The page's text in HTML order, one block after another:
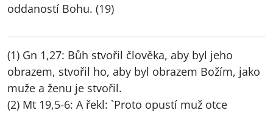
oddaností Bohu. (19)
(1) Gn 1,27: Bůh stvořil člověka, aby byl jeho
obrazem, stvořil ho, aby byl obrazem Božím, jako
muže a ženu je stvořil.
(2) Mt 19,5-6: A řekl: `Proto opustí muž otce